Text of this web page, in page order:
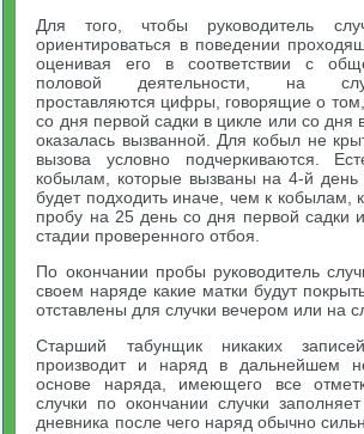
Для того, чтобы руководитель
ориентироваться в поведении
оценивая его в соответствии с
половой деятельности, на
проставляются цифры, говорящие о
со дня первой садки в цикле или со дня
оказалась вызванной. Для кобыл не
вызова условно подчеркиваются.
кобылам, которые вызваны на 4-й день
будет подходить иначе, чем к кобылам,
пробу на 25 день со дня первой садки
стадии проверенного отбоя.
По окончании пробы руководитель
своем наряде какие матки будут
отставлены для случки вечером или на
Старший табунщик никаких
производит и наряд в дальнейшем
основе наряда, имеющего все
случки по окончании случки
дневника после чего наряд обычно